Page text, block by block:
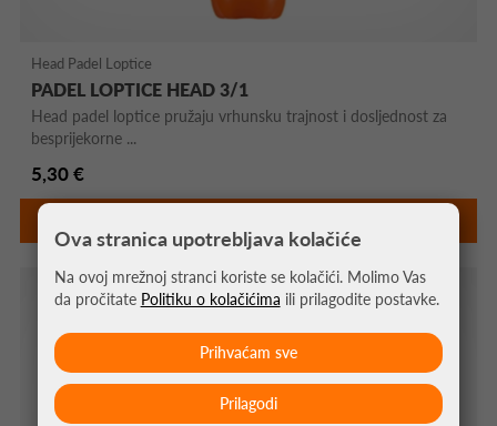
Head Padel Loptice
PADEL LOPTICE HEAD 3/1
Head padel loptice pružaju vrhunsku trajnost i dosljednost za
besprijekorne ...
5,30 €
Ova stranica upotrebljava kolačiće
Na ovoj mrežnoj stranci koriste se kolačići. Molimo Vas
da pročitate Politiku o kolačićima ili prilagodite postavke.
Prilagodi
Prihvaćam sve